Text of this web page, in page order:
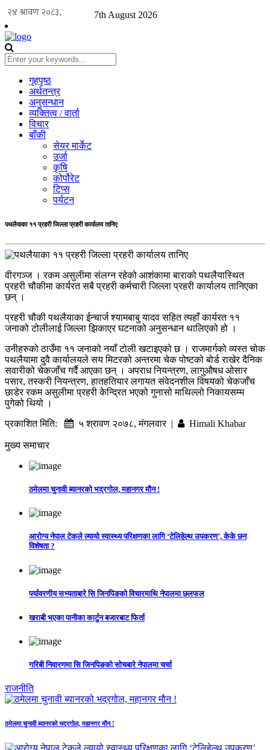
7th August 2026
गृहपृष्ठ
अर्थतन्त्र
अनुसन्धान
व्यक्तित्व / वार्ता
विचार
बाँकी
सेयर मार्केट
उर्जा
कृषि
कोर्पोरेट
टिप्स
पर्यटन
पथलैयाका ११ प्रहरी जिल्ला प्रहरी कार्यालय तानिए
वीरगञ्ज । रकम असुलीमा संलग्न रहेको आशंकामा बाराको पथलैयास्थित
प्रहरी चौकीमा कार्यरत सबै प्रहरी कर्मचारी जिल्ला प्रहरी कार्यालय तानिएका
छन् ।
प्रहरी चौकी पथलैयाका ईन्चार्ज श्यामबाबु यादव सहित त्यहाँ कार्यरत ११
जनाको टोलीलाई जिल्ला झिकाएर घटनाको अनुसन्धान थालिएको हो ।
उनीहरुको ठाउँमा ११ जनाको नयाँ टोली खटाइएको छ । राजमार्गको व्यस्त चोक
पथलैयामा दुवै कार्यालयले सय मिटरको अन्तरमा चेक पोष्टको बोर्ड राखेर दैनिक
सवारीको चेकजाँच गर्दै आएका छन् । अपराध नियन्त्रण, लागुऔषध ओसार
पसार, तस्करी नियन्त्रण, हातहतियार लगायत संवेदनशील विषयको चेकजाँच
छाडेर रकम असुलीमा प्रहरी केन्द्रित भएको गुनासो माथिल्लो निकायसम्म
पुगेको थियो ।
प्रकाशित मिति:
५ श्रावण २०७८, मंगलवार | Himali Khabar
मुख्य समाचार
ठमेलमा चुनावी ब्यानरको भद्रगोल, महानगर मौन !
आरोग्य नेपाल टेकले ल्यायो स्वास्थ्य परिक्षणका लागि ‘टेलिहेल्थ उपकरण’, केके छन
विशेषता ?
पर्यावरणीय सभ्यताबारे सि जिनपिङको विचारमाथि नेपालमा छलफल
खराबी भएका पानीका कार्टुन बजारबाट फिर्ता
गरिबी निवारणमा सि जिनपिङको सोचबारे नेपालमा चर्चा
राजनीति
ठमेलमा चुनावी ब्यानरको भद्रगोल, महानगर मौन !